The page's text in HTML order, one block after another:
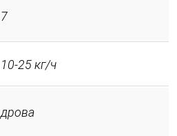
7
10-25 кг/ч
дрова